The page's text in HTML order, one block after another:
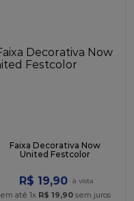
Faixa Decorativa Now
United Festcolor
R$ 19,90
em até 1x R$ 19,90sem juros